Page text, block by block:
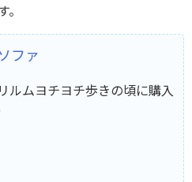
ファ
ルムヨチヨチ歩きの頃に購入